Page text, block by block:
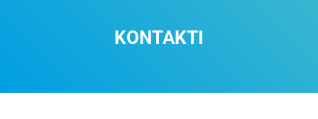
KONTAKTI